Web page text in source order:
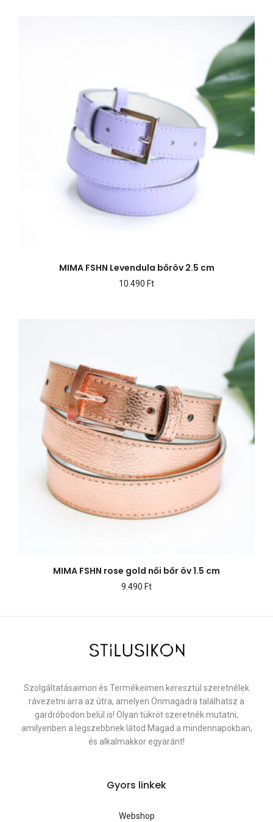
MIMA FSHN Levendula bőröv 2.5 cm
10.490 Ft
MIMA FSHN rose gold női bőr öv 1.5 cm
9.490 Ft
Szolgáltatásaimon és Termékeimen keresztül szeretnélek
rávezetni arra az útra, amelyen Önmagadra találhatsz a
gardróbodon belül is! Olyan tükröt szeretnék mutatni,
amilyenben a legszebbnek látod Magad a mindennapokban,
és alkalmakkor egyaránt!
Gyors linkek
Webshop